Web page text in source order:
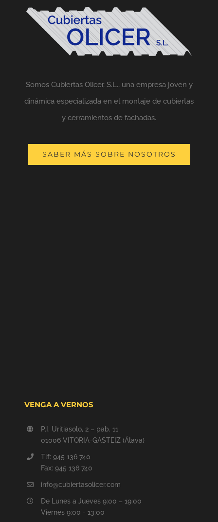
Somos Cubiertas Olicer, S.L., una empresa joven y
dinámica especializada en el montaje de cubiertas
y cerramientos de fachadas.
SABER MÁS SOBRE NOSOTROS
VENGA A VERNOS
P.I. Uritiasolo, 2 – pab. 11
01006 VITORIA-GASTEIZ (Álava)
Tlf: 945 136 740
Fax: 945 136 740
info@cubiertasolicer.com
De Lunes a Jueves 9:00 – 19:00
Viernes 9:00 - 13:00